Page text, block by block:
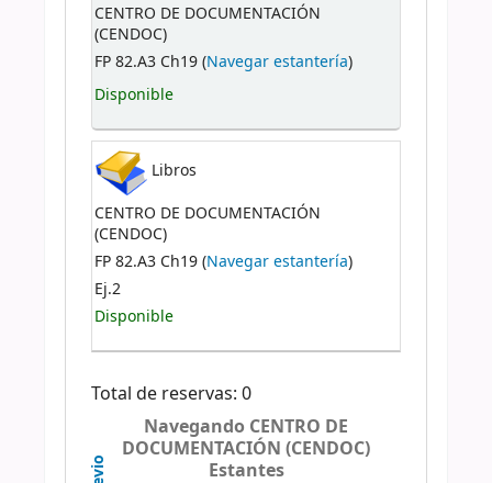
CENTRO DE DOCUMENTACIÓN
(CENDOC)
FP 82.A3 Ch19 (Navegar estantería)
Disponible
Libros
CENTRO DE DOCUMENTACIÓN
(CENDOC)
FP 82.A3 Ch19 (Navegar estantería)
Ej.2
Disponible
Total de reservas: 0
Navegando CENTRO DE
DOCUMENTACIÓN (CENDOC)
Estantes